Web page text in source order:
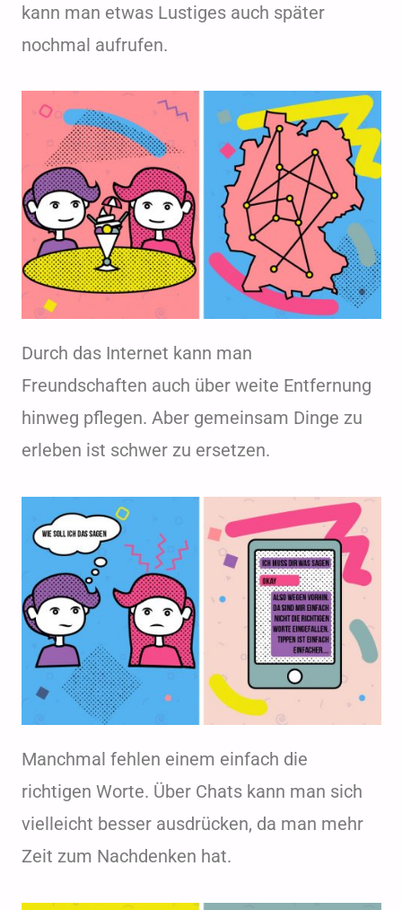
kann man etwas Lustiges auch später
nochmal aufrufen.
Durch das Internet kann man
Freundschaften auch über weite Entfernung
hinweg pflegen. Aber gemeinsam Dinge zu
erleben ist schwer zu ersetzen.
Manchmal fehlen einem einfach die
richtigen Worte. Über Chats kann man sich
vielleicht besser ausdrücken, da man mehr
Zeit zum Nachdenken hat.